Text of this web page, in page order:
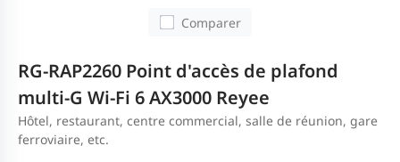
Comparer
RG-RAP2260 Point d'accès de plafond
multi-G Wi-Fi 6 AX3000 Reyee
Hôtel, restaurant, centre commercial, salle de réunion, gare
ferroviaire, etc.